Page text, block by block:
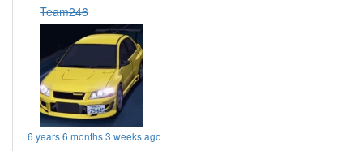
Team246
6 years 6 months 3 weeks ago